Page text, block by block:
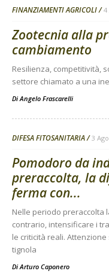
FINANZIAMENTI AGRICOLI 4
Zootecnia alla
cambiamento
Resilienza, competitività,
settore chiamato a una
DiAngelo Frascarelli
DIFESA FITOSANITARIA 3
Pomodoro da
preraccolta, la
ferma con...
Nelle periodo preraccolta
contrario, intensificare i
le criticità reali.
tignola
DiArturo Caponero